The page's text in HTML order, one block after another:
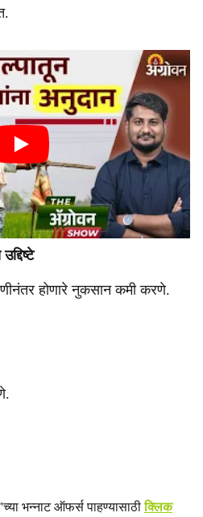
होणारे नुकसान कमी करणे.
भन्नाट ऑफर्स पाहण्यासाठीक्लिक